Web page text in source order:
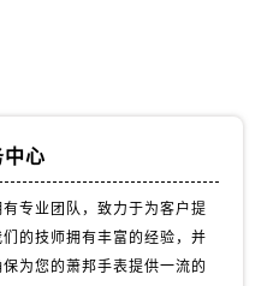
心
有专业团队，致力于为客户提
的技师拥有丰富的经验，并
为您的萧邦手表提供一流的